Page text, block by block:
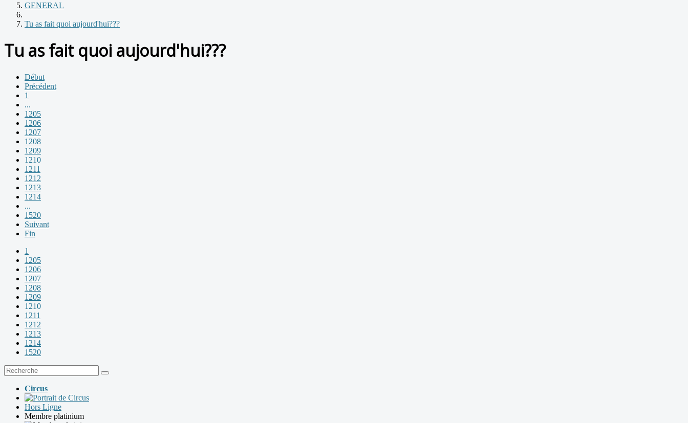
GENERAL
Tu as fait quoi aujourd'hui???
Tu as fait quoi aujourd'hui???
Début
Précédent
1
...
1205
1206
1207
1208
1209
1210
1211
1212
1213
1214
...
1520
Suivant
Fin
1
1205
1206
1207
1208
1209
1210
1211
1212
1213
1214
1520
Circus
Hors Ligne
Membre platinium